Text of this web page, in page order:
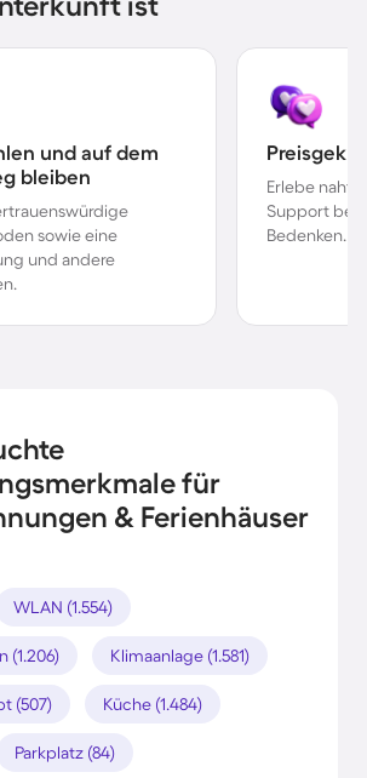
und auf dem
bleiben
sowie eine
und andere
Erlebe
Support bei
Bedenken.
für
& Ferienhäuser
WLAN (1.554)
(1.206) Klimaanlage (1.581)
(507) Küche (1.484)
Parkplatz (84)